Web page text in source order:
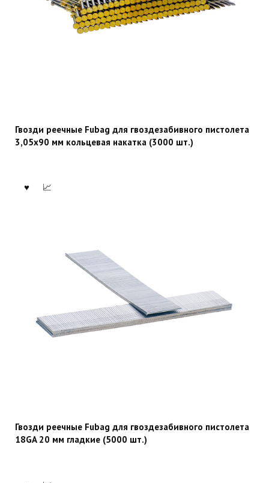
Гвозди реечные Fubag для гвоздезабивного пистолета
3,05х90 мм кольцевая накатка (3000 шт.)
Гвозди реечные Fubag для гвоздезабивного пистолета
18GA 20 мм гладкие (5000 шт.)